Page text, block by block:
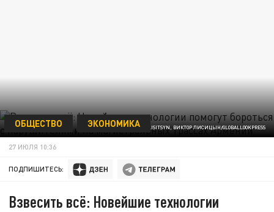
ФОТО: VICTOR LISITSYN, ВИКТОР ЛИСИЦЫН/GLOBALLOOKPRESS
ОБЩЕСТВО ЭКОНОМИКА
27 ИЮЛЯ 10:36
ПОДПИШИТЕСЬ:
Взвесить всё: Новейшие технологии